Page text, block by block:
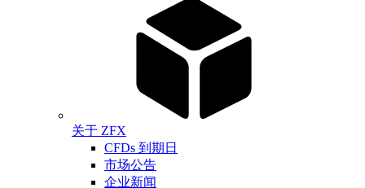
关于 ZFX
CFDs 到期日
市场公告
企业新闻